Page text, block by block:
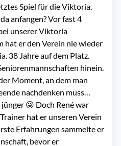
Spiel für die Viktoria.
anfangen? Vor fast 4
unserer Viktoria
hat er den Verein nie wieder
38 Jahre auf dem Platz.
hinein.
Moment, an dem man
nachdenken muss…
😜 Doch René war
hat er unseren Verein
Erfahrungen sammelte er
bevor er